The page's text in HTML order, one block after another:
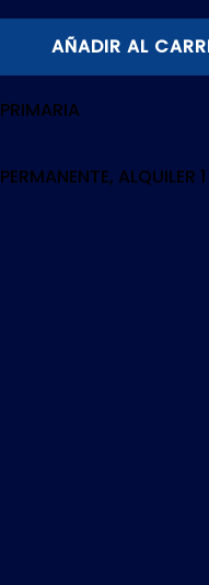
AÑADIR AL
PRIMARIA
PERMANENTE, ALQUILER